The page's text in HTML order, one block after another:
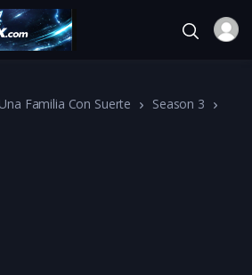
Familia Con Suerte
Season 3